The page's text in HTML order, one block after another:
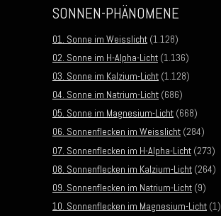
SONNEN-PHÄNOMENE
01. Sonne im Weisslicht (1.128)
02. Sonne im H-Alpha-Licht (1.136)
03. Sonne im Kalzium-Licht (1.128)
04. Sonne im Natrium-Licht (686)
05. Sonne im Magnesium-Licht (668)
06. Sonnenflecken im Weisslicht (284)
07. Sonnenflecken im H-Alpha-Licht (273)
08. Sonnenflecken im Kalzium-Licht (264)
09. Sonnenflecken im Natrium-Licht (9)
10. Sonnenflecken im Magnesium-Licht (1)